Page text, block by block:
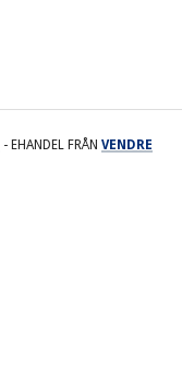
- EHANDEL FRÅN VENDRE